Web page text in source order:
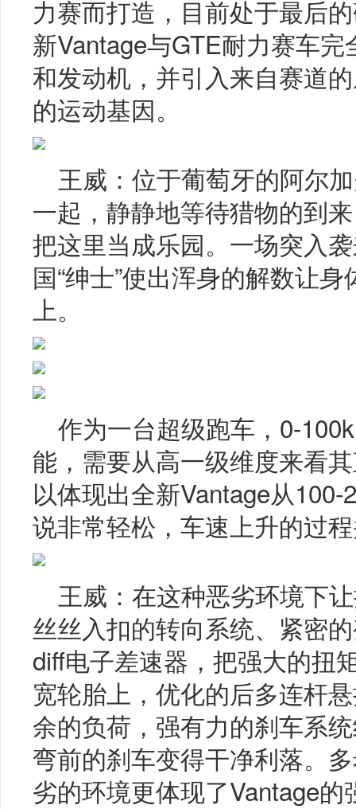
力赛而打造，目前处于最后
新Vantage与GTE耐力赛车
和发动机，并引入来自赛道
的运动基因。
王威：位于葡萄牙的阿尔
一起，静静地等待猎物的到
把这里当成乐园。一场突入
国“绅士”使出浑身的解数让
上。
作为一台超级跑车，0-
能，需要从高一级维度来看
以体现出全新Vantage从
说非常轻松，车速上升的过
王威：在这种恶劣环境下
丝丝入扣的转向系统、紧密
diff电子差速器，把强大的扭
宽轮胎上，优化的后多连杆
余的负荷，强有力的刹车系
弯前的刹车变得干净利落。
劣的环境更体现了Vantage的